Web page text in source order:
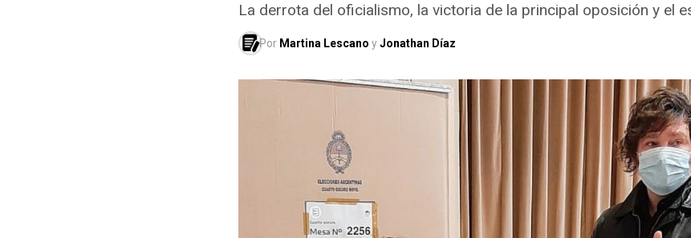
La derrota del oficialismo, la victoria de la principal oposición y el
Por Martina Lescano yJonathan Díaz